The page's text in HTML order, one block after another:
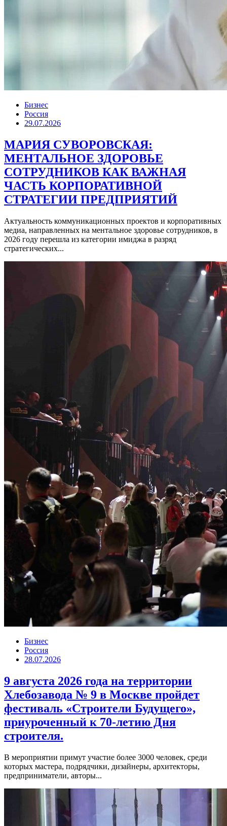
Бизнес
Россия
29.07.2026
МАРИЯ СУВОРОВСКАЯ:
МЕНТАЛЬНОЕ ЗДОРОВЬЕ
СОТРУДНИКОВ КАК ВАЖНАЯ
ЧАСТЬ КОРПОРАТИВНОЙ
СТРАТЕГИИ ПРЕДПРИЯТИЙ
Актуальность коммуникационных проектов и корпоративных
медиа, направленных на ментальное здоровье сотрудников, в
2026 году перешла из категории имиджа в разряд
стратегических...
Бизнес
Россия
28.07.2026
9 августа 2026 года на территории
Хлебозавода № 9 в Москве пройдет
фестиваль «Строители Будущего»,
приуроченный к 70-летию Дня
строителя.
В мероприятии примут участие более 3000 человек, среди
которых мастера, подрядчики, дизайнеры, архитекторы,
предприниматели, авторы...